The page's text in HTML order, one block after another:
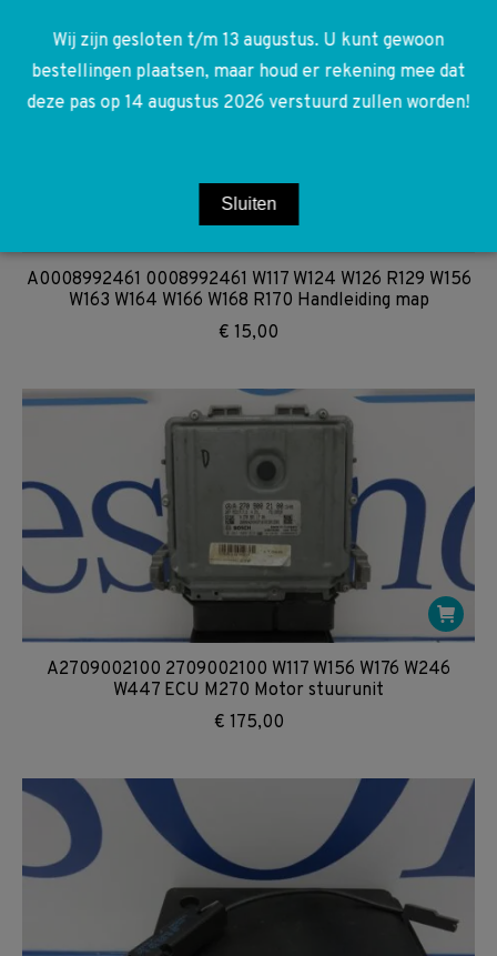
A0008992461 0008992461 W117 W124 W126 R129 W156
W163 W164 W166 W168 R170 Handleiding map
€ 15,00
A2709002100 2709002100 W117 W156 W176 W246
W447 ECU M270 Motor stuurunit
€ 175,00
Wij zijn gesloten t/m 13 augustus. U kunt gewoon
bestellingen plaatsen, maar houd er rekening mee dat
deze pas op 14 augustus 2026 verstuurd zullen worden!
Sluiten